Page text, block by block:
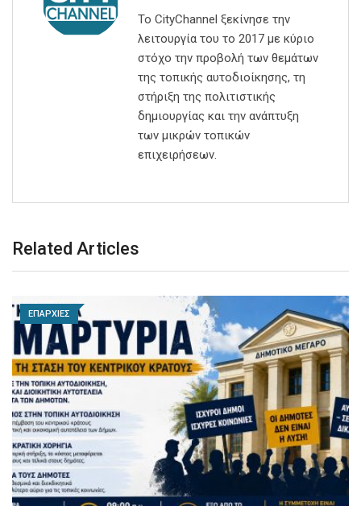
Το CityChannel ξεκίνησε την
λειτουργία του το 2017 με κύριο
στόχο την προβολή των θεμάτων
της τοπικής αυτοδιοίκησης, τη
στήριξη της πολιτιστικής
δημιουργίας και την ανάπτυξη
των μικρών τοπικών
επιχειρήσεων.
Related Articles
ΕΠΑΡΧΙΕΣ